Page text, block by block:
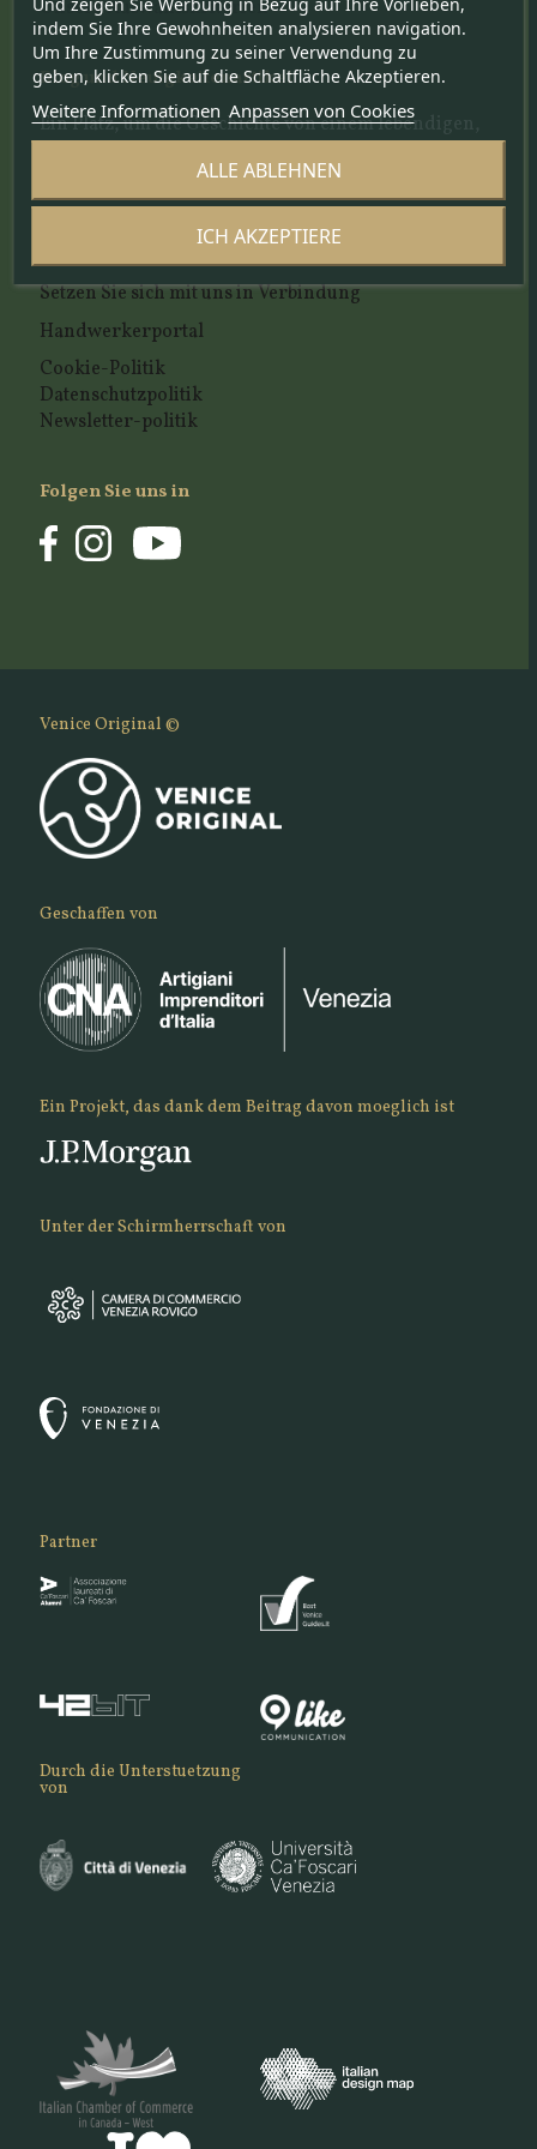
Unsere Auswahlskriterien
Blog und Neuigkeitenartikel
Ein Platz, um die Geschichte von einem lebendigen,
Setzen Sie sich mit uns in Verbindung
Handwerkerportal
Cookie-Politik
Datenschutzpolitik
Newsletter-politik
Folgen Sie uns in
Venice Original ©
Geschaffen von
Ein Projekt, das dank dem Beitrag davon moeglich ist
Unter der Schirmherrschaft von
Partner
Durch die Unterstuetzung
von
indem Sie Ihre Gewohnheiten analysieren navigation.
Um Ihre Zustimmung zu seiner Verwendung zu
geben, klicken Sie auf die Schaltfläche Akzeptieren.
Weitere Informationen Anpassen von Cookies
ALLE ABLEHNEN
ICH AKZEPTIERE